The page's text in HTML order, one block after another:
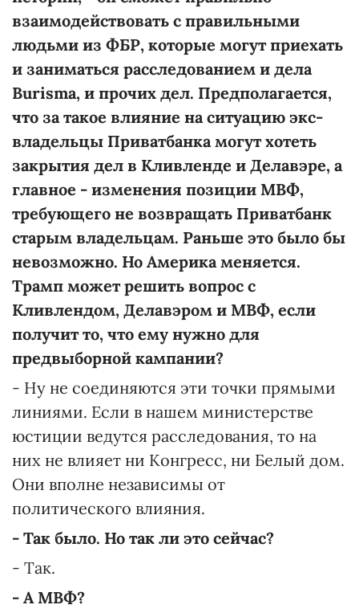
взаимодействовать с правильными
людьми из ФБР, которые могут приехать
и заниматься расследованием и дела
Burisma, и прочих дел. Предполагается,
что за такое влияние на ситуацию экс-
владельцы Приватбанка могут хотеть
закрытия дел в Кливленде и Делавэре, а
главное - изменения позиции МВФ,
требующего не возвращать Приватбанк
старым владельцам. Раньше это было бы
невозможно. Но Америка меняется.
Трамп может решить вопрос с
Кливлендом, Делавэром и МВФ, если
получит то, что ему нужно для
предвыборной кампании?
- Ну не соединяются эти точки прямыми
линиями. Если в нашем министерстве
юстиции ведутся расследования, то на
них не влияет ни Конгресс, ни Белый дом.
Они вполне независимы от
политического влияния.
- Так было. Но так ли это сейчас?
- Так.
- А МВФ?